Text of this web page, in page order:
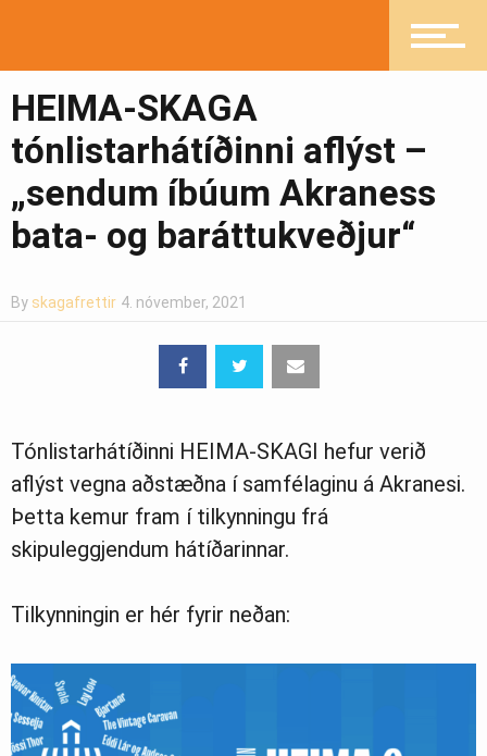
Mannlíf
Heilsueflandi samfélag
Greinasafn
Ljósmyndasafn
HEIMA-SKAGA
tónlistarhátíðinni aflýst –
„sendum íbúum Akraness
bata- og baráttukveðjur“
By skagafrettir 4. nóvember, 2021
Tónlistarhátíðinni HEIMA-SKAGI hefur verið
aflýst vegna aðstæðna í samfélaginu á Akranesi.
Þetta kemur fram í tilkynningu frá
skipuleggjendum hátíðarinnar.
Tilkynningin er hér fyrir neðan: